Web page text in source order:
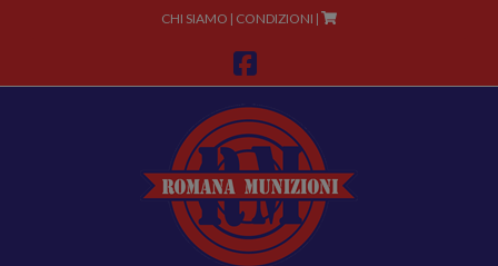
CHI SIAMO | CONDIZIONI |
Facebook